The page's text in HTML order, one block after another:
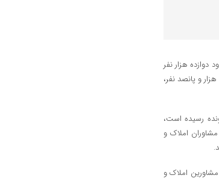
دوازده هزار نفر
و پانصد نفر،
از ابتدای سال جاری تعداد پروانه‌های تخصصی املاک و خودرو به بیش از ۶۵۰ پرونده رسیده است،
املاک و
املاک و